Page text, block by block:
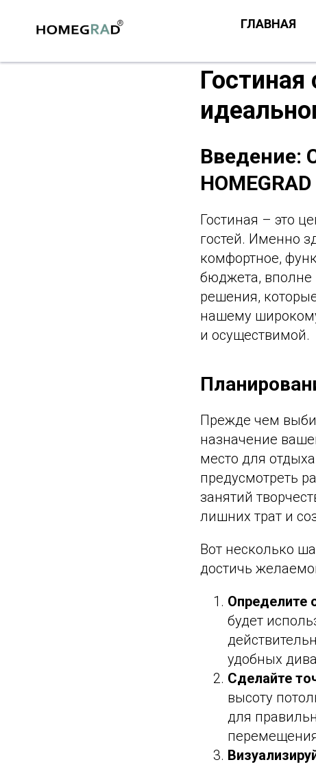
ГЛАВНАЯ
Введение:
HOMEGRAD
Гостиная – это
гостей. Именно
комфортное,
бюджета, вполне
решения,
нашему
и осуществимой.
Прежде чем
назначение
место для
предусмотреть
занятий
лишних трат и
Вот несколько
достичь
Определите
будет
удобных
Сделайте
высоту
для